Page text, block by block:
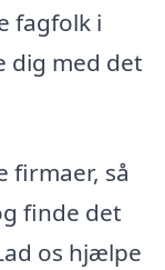
fagfolk i
dig med det
firmaer, så
finde det
os hjælpe